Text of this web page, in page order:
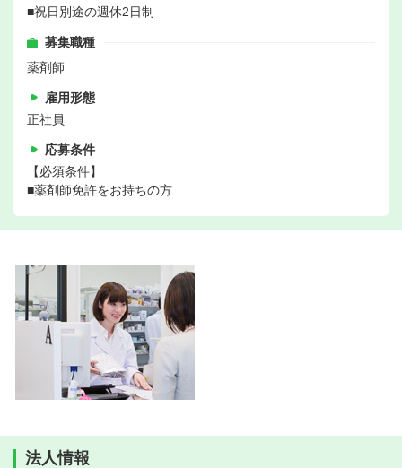
■祝日別途の週休2日制
募集職種
薬剤師
雇用形態
正社員
応募条件
【必須条件】
■薬剤師免許をお持ちの方
法人情報